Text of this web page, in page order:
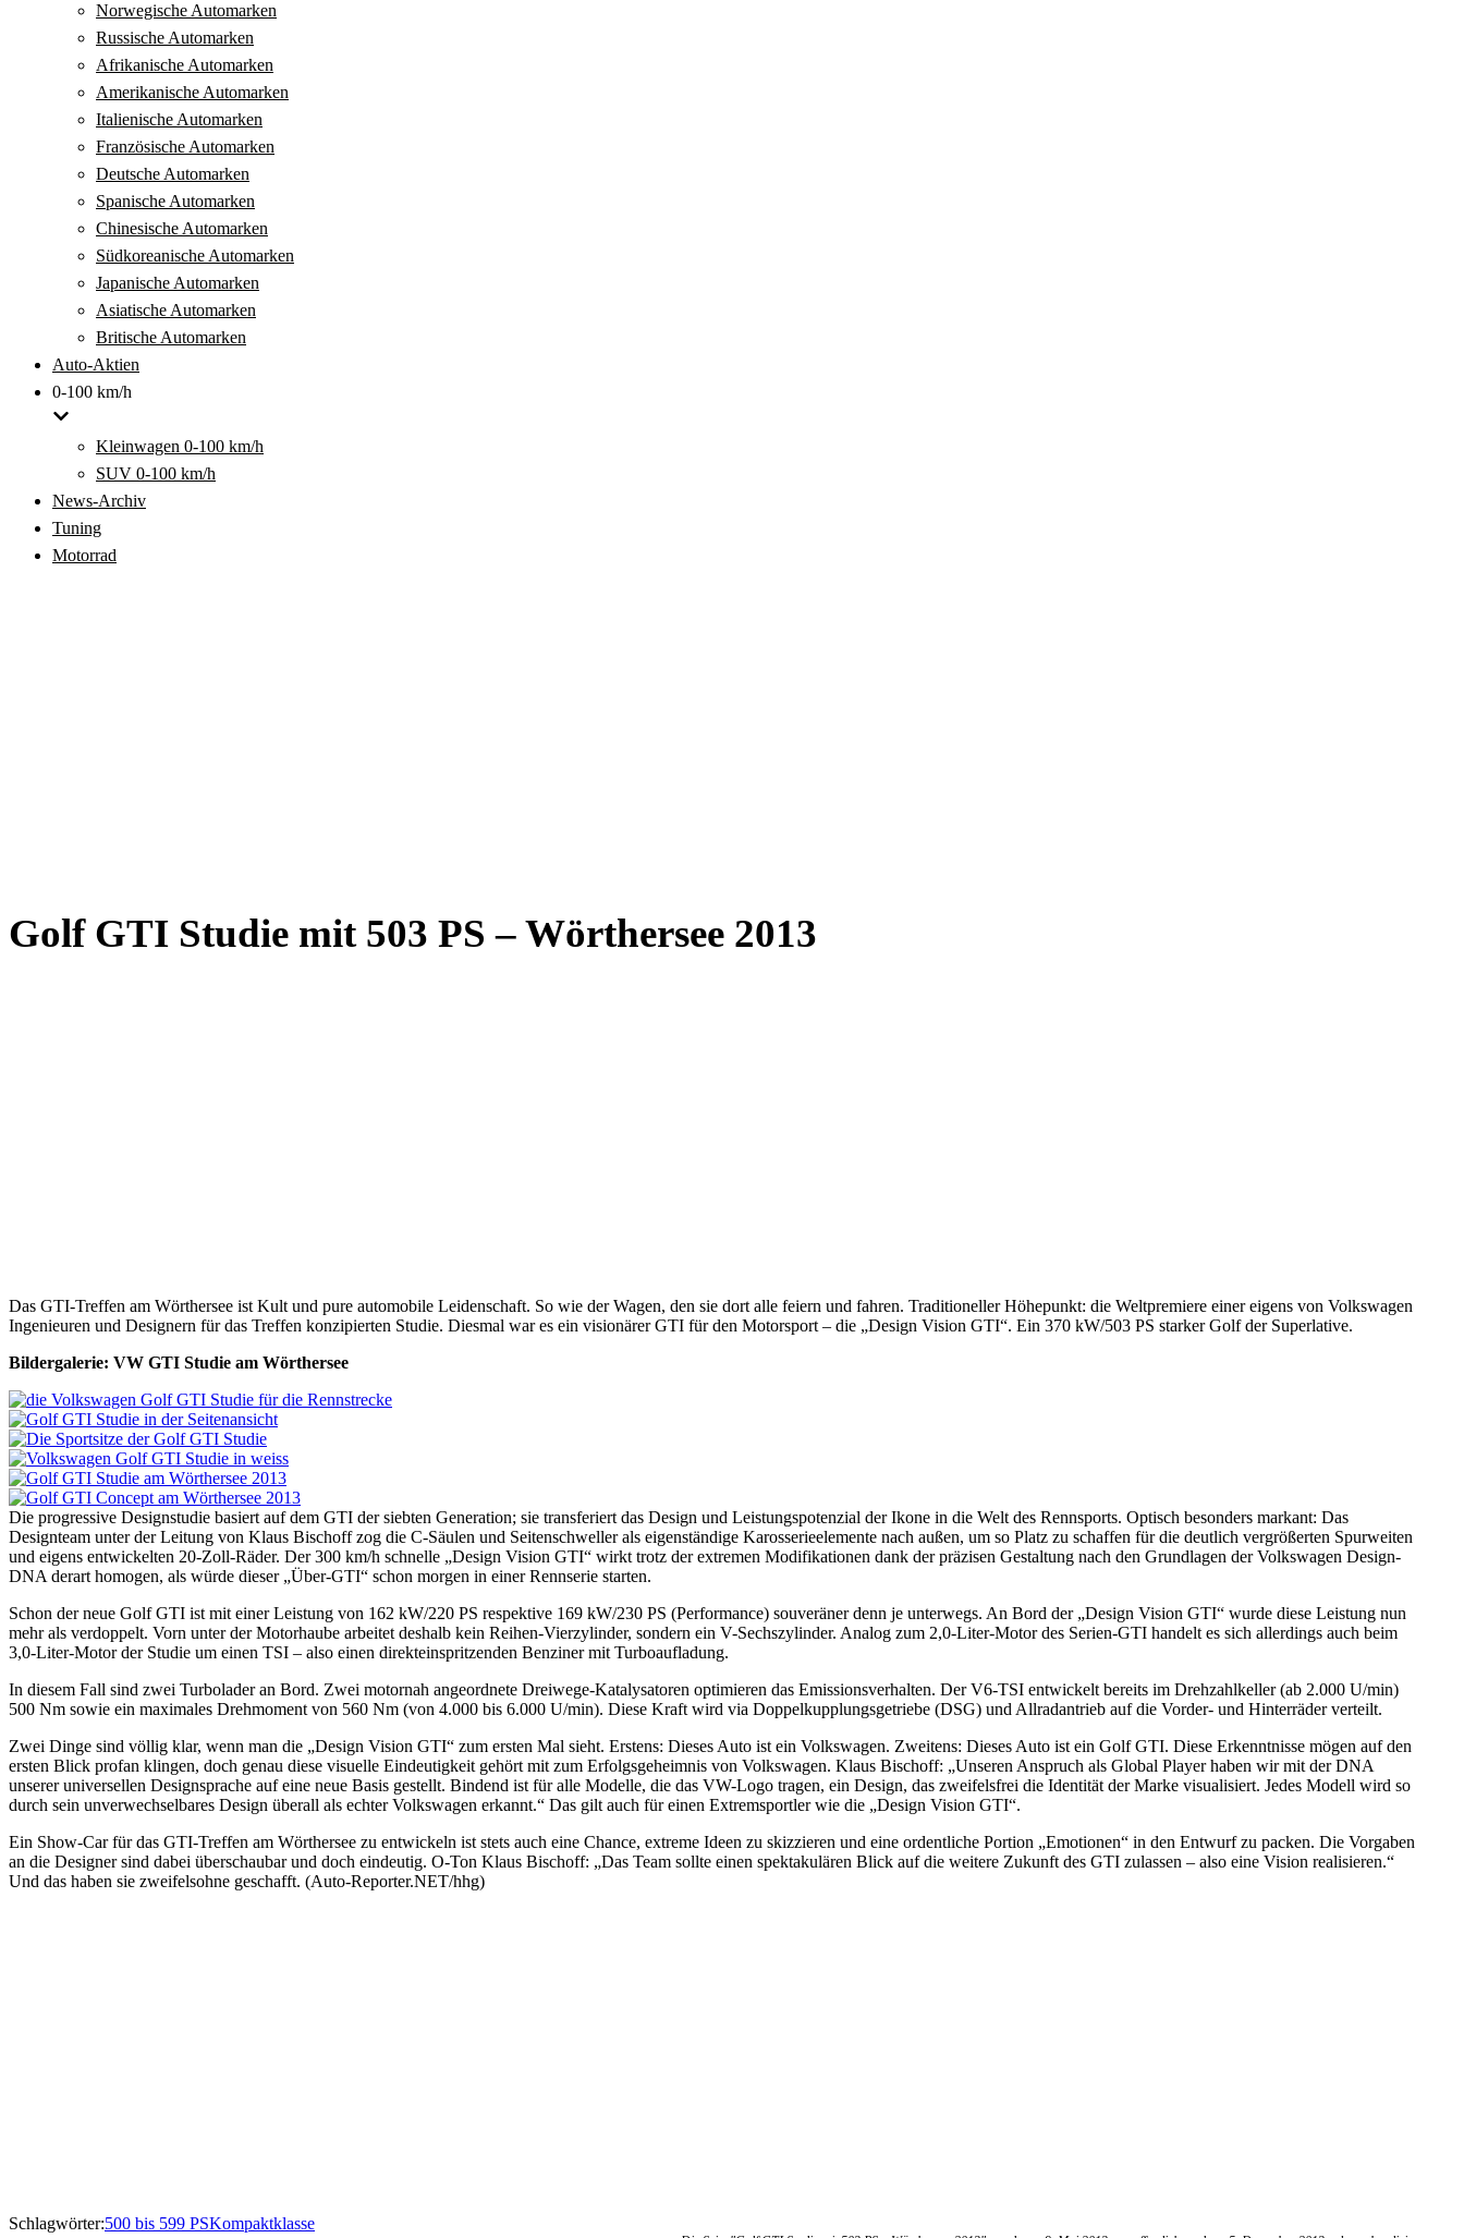
Norwegische Automarken
Russische Automarken
Afrikanische Automarken
Amerikanische Automarken
Italienische Automarken
Französische Automarken
Deutsche Automarken
Spanische Automarken
Chinesische Automarken
Südkoreanische Automarken
Japanische Automarken
Asiatische Automarken
Britische Automarken
Auto-Aktien
0-100 km/h
Kleinwagen 0-100 km/h
SUV 0-100 km/h
News-Archiv
Tuning
Motorrad
Golf GTI Studie mit 503 PS – Wörthersee 2013
Das GTI-Treffen am Wörthersee ist Kult und pure automobile Leidenschaft. So wie der Wagen, den sie dort alle feiern und fahren. Traditioneller Höhepunkt: die Weltpremiere einer eigens von Volkswagen
Ingenieuren und Designern für das Treffen konzipierten Studie. Diesmal war es ein visionärer GTI für den Motorsport – die „Design Vision GTI“. Ein 370 kW/503 PS starker Golf der Superlative.
Bildergalerie: VW GTI Studie am Wörthersee
Die progressive Designstudie basiert auf dem GTI der siebten Generation; sie transferiert das Design und Leistungspotenzial der Ikone in die Welt des Rennsports. Optisch besonders markant: Das
Designteam unter der Leitung von Klaus Bischoff zog die C-Säulen und Seitenschweller als eigenständige Karosserieelemente nach außen, um so Platz zu schaffen für die deutlich vergrößerten Spurweiten
und eigens entwickelten 20-Zoll-Räder. Der 300 km/h schnelle „Design Vision GTI“ wirkt trotz der extremen Modifikationen dank der präzisen Gestaltung nach den Grundlagen der Volkswagen Design-
DNA derart homogen, als würde dieser „Über-GTI“ schon morgen in einer Rennserie starten.
Schon der neue Golf GTI ist mit einer Leistung von 162 kW/220 PS respektive 169 kW/230 PS (Performance) souveräner denn je unterwegs. An Bord der „Design Vision GTI“ wurde diese Leistung nun
mehr als verdoppelt. Vorn unter der Motorhaube arbeitet deshalb kein Reihen-Vierzylinder, sondern ein V-Sechszylinder. Analog zum 2,0-Liter-Motor des Serien-GTI handelt es sich allerdings auch beim
3,0-Liter-Motor der Studie um einen TSI – also einen direkteinspritzenden Benziner mit Turboaufladung.
In diesem Fall sind zwei Turbolader an Bord. Zwei motornah angeordnete Dreiwege-Katalysatoren optimieren das Emissionsverhalten. Der V6-TSI entwickelt bereits im Drehzahlkeller (ab 2.000 U/min)
500 Nm sowie ein maximales Drehmoment von 560 Nm (von 4.000 bis 6.000 U/min). Diese Kraft wird via Doppelkupplungsgetriebe (DSG) und Allradantrieb auf die Vorder- und Hinterräder verteilt.
Zwei Dinge sind völlig klar, wenn man die „Design Vision GTI“ zum ersten Mal sieht. Erstens: Dieses Auto ist ein Volkswagen. Zweitens: Dieses Auto ist ein Golf GTI. Diese Erkenntnisse mögen auf den
ersten Blick profan klingen, doch genau diese visuelle Eindeutigkeit gehört mit zum Erfolgsgeheimnis von Volkswagen. Klaus Bischoff: „Unseren Anspruch als Global Player haben wir mit der DNA
unserer universellen Designsprache auf eine neue Basis gestellt. Bindend ist für alle Modelle, die das VW-Logo tragen, ein Design, das zweifelsfrei die Identität der Marke visualisiert. Jedes Modell wird so
durch sein unverwechselbares Design überall als echter Volkswagen erkannt.“ Das gilt auch für einen Extremsportler wie die „Design Vision GTI“.
Ein Show-Car für das GTI-Treffen am Wörthersee zu entwickeln ist stets auch eine Chance, extreme Ideen zu skizzieren und eine ordentliche Portion „Emotionen“ in den Entwurf zu packen. Die Vorgaben
an die Designer sind dabei überschaubar und doch eindeutig. O-Ton Klaus Bischoff: „Das Team sollte einen spektakulären Blick auf die weitere Zukunft des GTI zulassen – also eine Vision realisieren.“
Und das haben sie zweifelsohne geschafft. (Auto-Reporter.NET/hhg)
Schlagwörter:500 bis 599 PSKompaktklasse